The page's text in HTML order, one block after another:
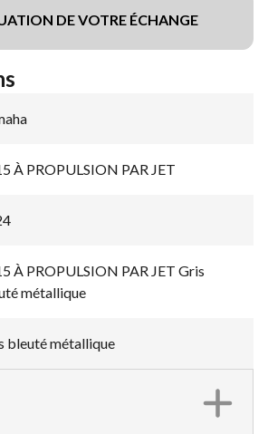
DE VOTRE ÉCHANGE
À PROPULSION PAR JET
À PROPULSION PAR JET Gris
métallique
bleuté métallique